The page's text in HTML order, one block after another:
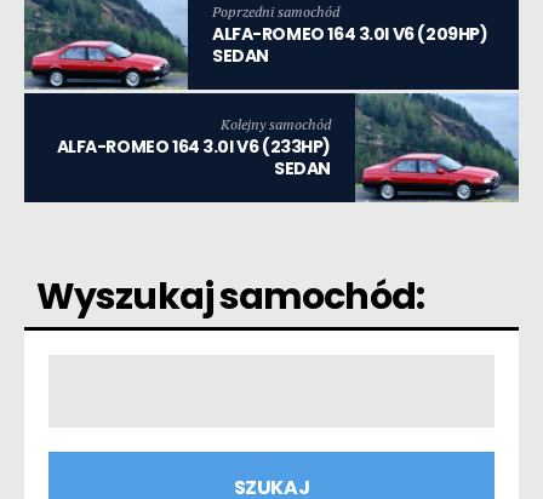
Poprzedni samochód
ALFA-ROMEO 164 3.0I V6 (209HP)
SEDAN
Kolejny samochód
ALFA-ROMEO 164 3.0I V6 (233HP)
SEDAN
Wyszukaj samochód: